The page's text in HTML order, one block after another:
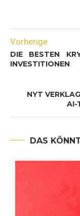
Vorherige
DIE BESTEN
INVESTITIONEN
NYT
AI-
DAS